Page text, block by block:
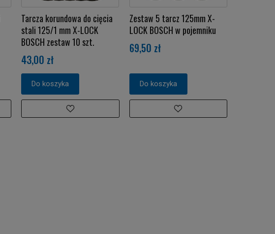
Tarcza korundowa do cięcia
stali 125/1 mm X-LOCK
BOSCH zestaw 10 szt.
43,00 zł
Do koszyka
Zestaw 5 tarcz 125mm X-
LOCK BOSCH w pojemniku
69,50 zł
Do koszyka